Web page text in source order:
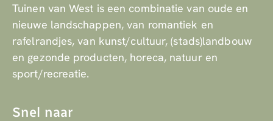
Tuinen van West is een combinatie van oude en
nieuwe landschappen, van romantiek en
rafelrandjes, van kunst/cultuur, (stads)landbouw
en gezonde producten, horeca, natuur en
sport/recreatie.
Snel naar